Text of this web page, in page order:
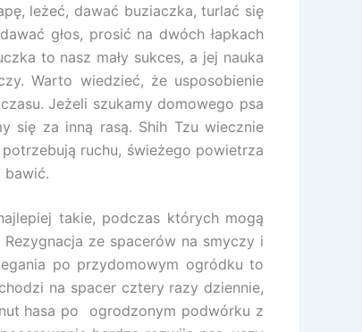
leżeć, dawać buziaczka, turlać się
głos, prosić na dwóch łapkach
to nasz mały sukces, a jej nauka
Warto wiedzieć, że usposobienie
Jeżeli szukamy domowego psa
się za inną rasą. Shih Tzu wiecznie
ruchu, świeżego powietrza
bawić.
takie, podczas których mogą
ze spacerów na smyczy i
po przydomowym ogródku to
na spacer cztery razy dziennie,
hasa po ogrodzonym podwórku z